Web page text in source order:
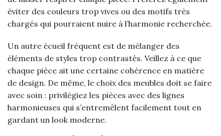
éviter des couleurs trop vives ou des motifs très
chargés qui pourraient nuire à l’harmonie recherchée.
Un autre écueil fréquent est de mélanger des
éléments de styles trop contrastés. Veillez à ce que
chaque pièce ait une certaine cohérence en matière
de design. De même, le choix des meubles doit se faire
avec soin : privilégiez les pièces avec des lignes
harmonieuses qui s’entremêlent facilement tout en
gardant un look moderne.